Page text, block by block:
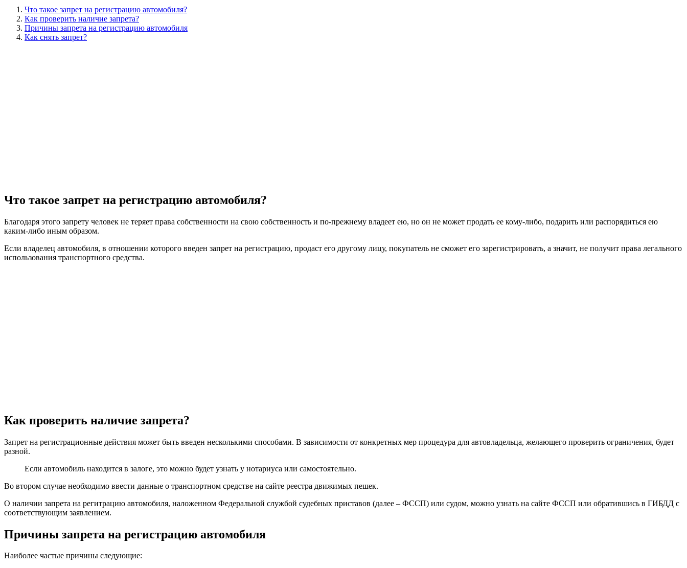
Что такое запрет на регистрацию автомобиля?
Как проверить наличие запрета?
Причины запрета на регистрацию автомобиля
Как снять запрет?
Что такое запрет на регистрацию автомобиля?
Благодаря этого запрету человек не теряет права собственности на свою собственность и по-прежнему владеет ею, но он не может продать ее кому-либо, подарить или распорядиться ею
каким-либо иным образом.
Если владелец автомобиля, в отношении которого введен запрет на регистрацию, продаст его другому лицу, покупатель не сможет его зарегистрировать, а значит, не получит права легального
использования транспортного средства.
Как проверить наличие запрета?
Запрет на регистрационные действия может быть введен несколькими способами. В зависимости от конкретных мер процедура для автовладельца, желающего проверить ограничения, будет
разной.
Если автомобиль находится в залоге, это можно будет узнать у нотариуса или самостоятельно.
Во втором случае необходимо ввести данные о транспортном средстве на сайте реестра движимых пешек.
О наличии запрета на регитрацию автомобиля, наложенном Федеральной службой судебных приставов (далее – ФССП) или судом, можно узнать на сайте ФССП или обратившись в ГИБДД с
соответствующим заявлением.
Причины запрета на регистрацию автомобиля
Наиболее частые причины следующие: